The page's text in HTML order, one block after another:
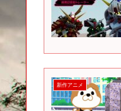
新作アニメ